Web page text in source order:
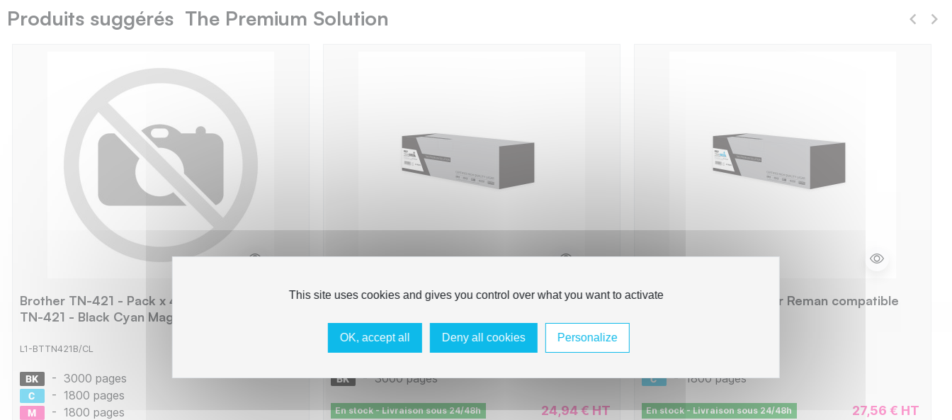
Produits suggérés The Premium Solution
Brother TN-421 - Pack x 4 Toner équivalent à
TN-421 - Black Cyan Magenta Yellow
L1-BTTN421B/CL
- 3000 pages
- 1800 pages
- 1800 pages
Brother TN-421 - Toner Reman compatible
-3000 pages
En stock - Livraison sous 24/48h 24,94 € HT
Brother TN-421 - Toner Reman compatible
-1800 pages
En stock - Livraison sous 24/48h 27,56 € HT
This site uses cookies and gives you control over what you want to activate
OK, accept all Deny all cookies Personalize